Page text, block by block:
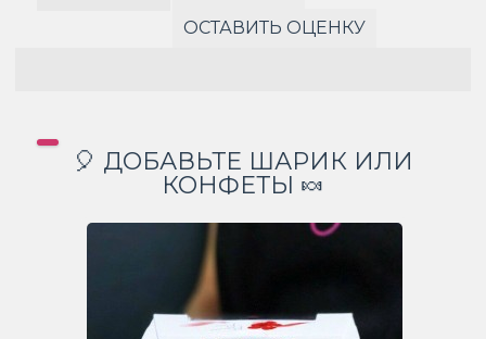
ОСТАВИТЬ ОЦЕНКУ
🎈 ДОБАВЬТЕ ШАРИК ИЛИ
КОНФЕТЫ 🍬